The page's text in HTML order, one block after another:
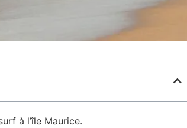
à l’île Maurice.